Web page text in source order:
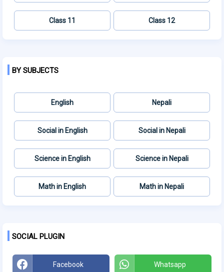
Class 11 Class 12
BY SUBJECTS
English Nepali
Social in English Social in Nepali
Science in English Science in Nepali
Math in English Math in Nepali
SOCIAL PLUGIN
Facebook Whatsapp